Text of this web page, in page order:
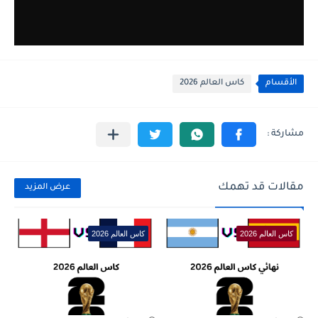
الأقسام كاس العالم 2026
مقالات قد تهمك عرض المزيد
كاس العالم 2026 كاس العالم 2026